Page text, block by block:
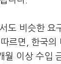
도 비슷한
르면, 한국의
월 이상 수입